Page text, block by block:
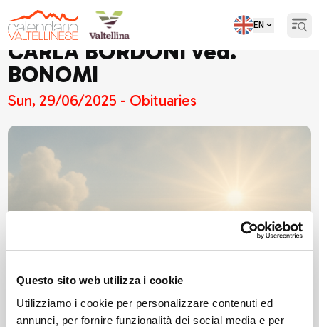
Questo sito web utilizza i cookie
Utilizziamo i cookie per personalizzare contenuti ed
annunci, per fornire funzionalità dei social media e per
EN
CARLA BORDONI ved.
BONOMI
Sun, 29/06/2025 - Obituaries